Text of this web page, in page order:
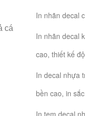
cá
In nhãn decal
In nhãn decal
cao, thiết kế
In decal nhựa
bền cao, in
In tem decal